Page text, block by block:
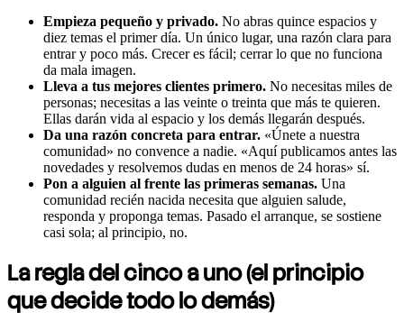
Empieza pequeño y privado. No abras quince espacios y
diez temas el primer día. Un único lugar, una razón clara para
entrar y poco más. Crecer es fácil; cerrar lo que no funciona
da mala imagen.
Lleva a tus mejores clientes primero. No necesitas miles de
personas; necesitas a las veinte o treinta que más te quieren.
Ellas darán vida al espacio y los demás llegarán después.
Da una razón concreta para entrar. «Únete a nuestra
comunidad» no convence a nadie. «Aquí publicamos antes las
novedades y resolvemos dudas en menos de 24 horas» sí.
Pon a alguien al frente las primeras semanas. Una
comunidad recién nacida necesita que alguien salude,
responda y proponga temas. Pasado el arranque, se sostiene
casi sola; al principio, no.
La regla del cinco a uno (el principio
que decide todo lo demás)